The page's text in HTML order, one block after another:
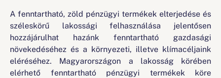
A fenntartható, zöld pénzügyi termékek elterjedése és
széleskörű lakossági felhasználása jelentősen
hozzájárulhat hazánk fenntartható gazdasági
növekedéséhez és a környezeti, illetve klímacéljaink
eléréséhez. Magyarországon a lakosság körében
elérhető fenntartható pénzügyi termékek köre